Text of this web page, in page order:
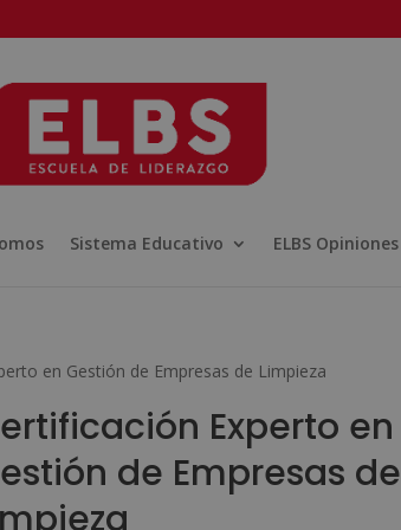
Sistema Educativo ELBS Opiniones
en Gestión de Empresas de Limpieza
Experto en
de Empresas de